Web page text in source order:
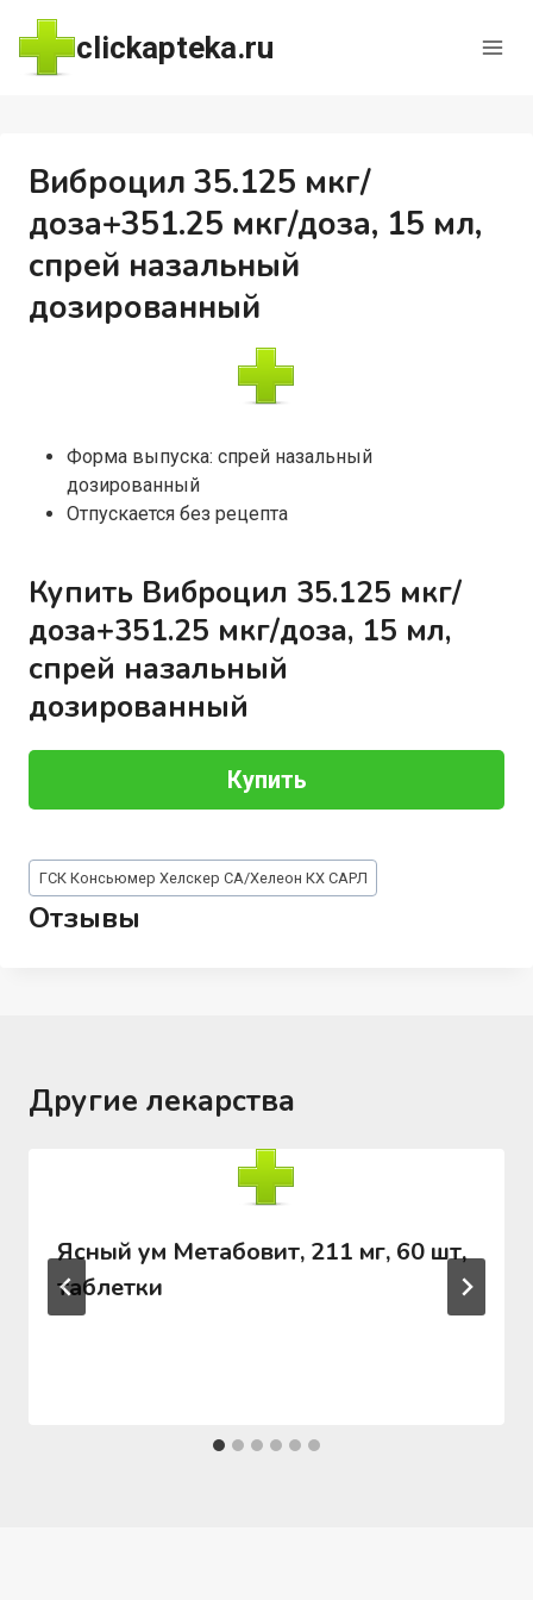
Перейти
содержимому
clickapteka.ru
Виброцил 35.125 мкг/
доза+351.25 мкг/доза, 15 мл,
спрей назальный
дозированный
Форма выпуска: спрей назальный
дозированный
Отпускается без рецепта
Купить Виброцил 35.125 мкг/
доза+351.25 мкг/доза, 15 мл,
спрей назальный
дозированный
Купить
Метки
записи:
ГСК Консьюмер Хелскер СА/Хелеон КХ САРЛ
Отзывы
Другие лекарства
Ясный ум Метабовит, 211 мг, 60 шт,
таблетки